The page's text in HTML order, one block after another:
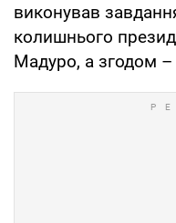
виконував
колишнього
Мадуро, а згодом –